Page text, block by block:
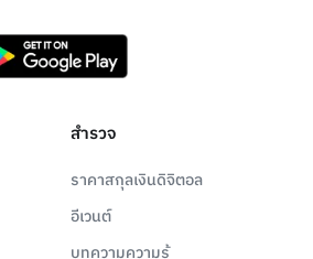
สำรวจ
ราคาสกุลเงินดิจิตอล
อีเวนต์
บทความความรู้